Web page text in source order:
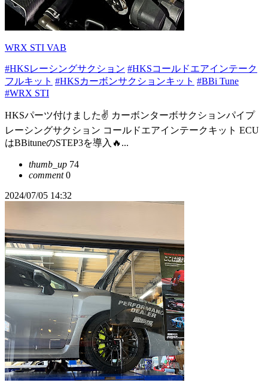
WRX STI VAB
#HKSレーシングサクション #HKSコールドエアインテーク
フルキット #HKSカーボンサクションキット #BBi Tune
#WRX STI
HKSパーツ付けました✌️ カーボンターボサクションパイプ
レーシングサクション コールドエアインテークキット ECU
はBBituneのSTEP3を導入🔥...
thumb_up 74
comment0
2024/07/05 14:32